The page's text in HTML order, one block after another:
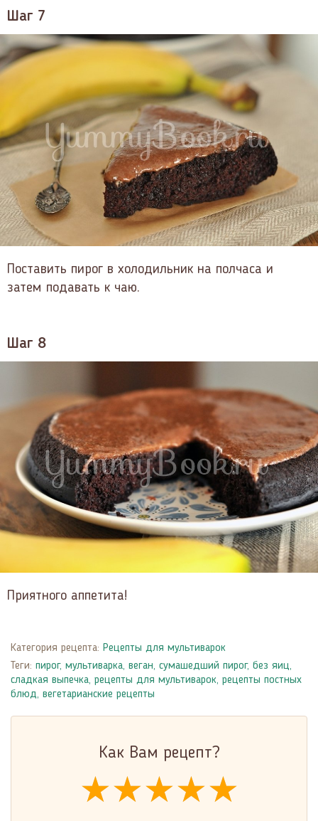
Шаг 7
Поставить пирог в холодильник на полчаса и
затем подавать к чаю.
Шаг 8
Приятного аппетита!
Категория рецепта: Рецепты для мультиварок
Теги: пирог, мультиварка, веган, сумашедший пирог, без яиц,
сладкая выпечка, рецепты для мультиварок, рецепты постных
блюд, вегетарианские рецепты
Как Вам рецепт?
★★★★★
★★★★★
★★★★★